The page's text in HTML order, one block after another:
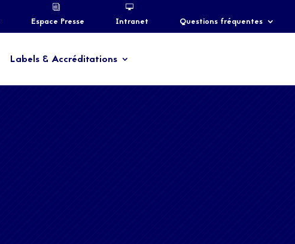
Espace Presse Intranet Questions fréquentes
Labels & Accréditations